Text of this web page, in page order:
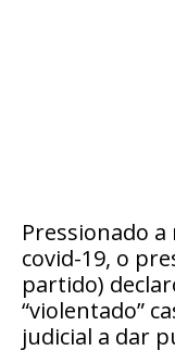
Pressionado
covid-19, o
partido)
“violentado”
judicial a dar